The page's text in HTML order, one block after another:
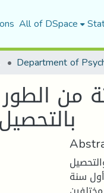
All of DSpace
Department of
من
سنة .